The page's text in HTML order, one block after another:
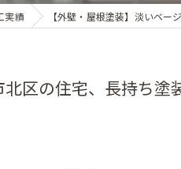
実績 【外壁・屋根塗装】淡いベー
区の住宅、長持ち塗